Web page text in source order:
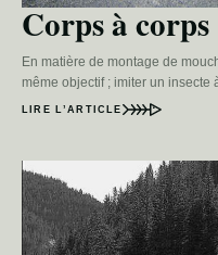
Corps à
En matière de montage de
même objectif ; imiter un insecte
LIRE L’ARTICLE